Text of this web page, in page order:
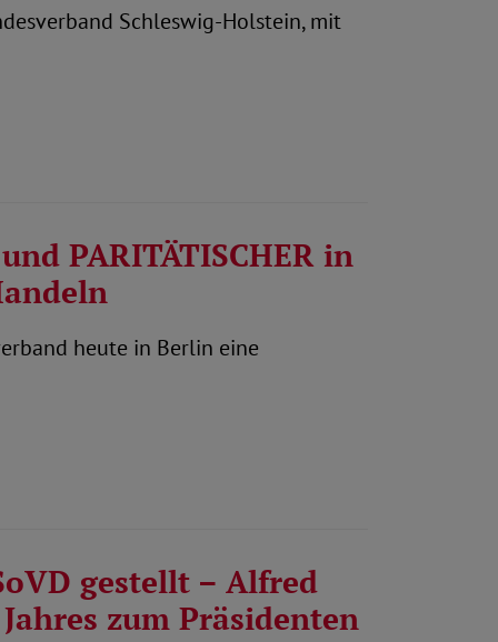
Schleswig-Holstein, mit
PARITÄTISCHER in
heute in Berlin eine
gestellt – Alfred
zum Präsidenten